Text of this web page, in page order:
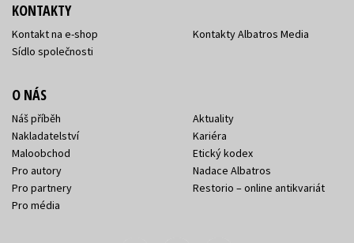
KONTAKTY
Kontakt na e-shop
Sídlo společnosti
Kontakty Albatros Media
O NÁS
Náš příběh
Nakladatelství
Maloobchod
Pro autory
Pro partnery
Pro média
Aktuality
Kariéra
Etický kodex
Nadace Albatros
Restorio – online antikvariát